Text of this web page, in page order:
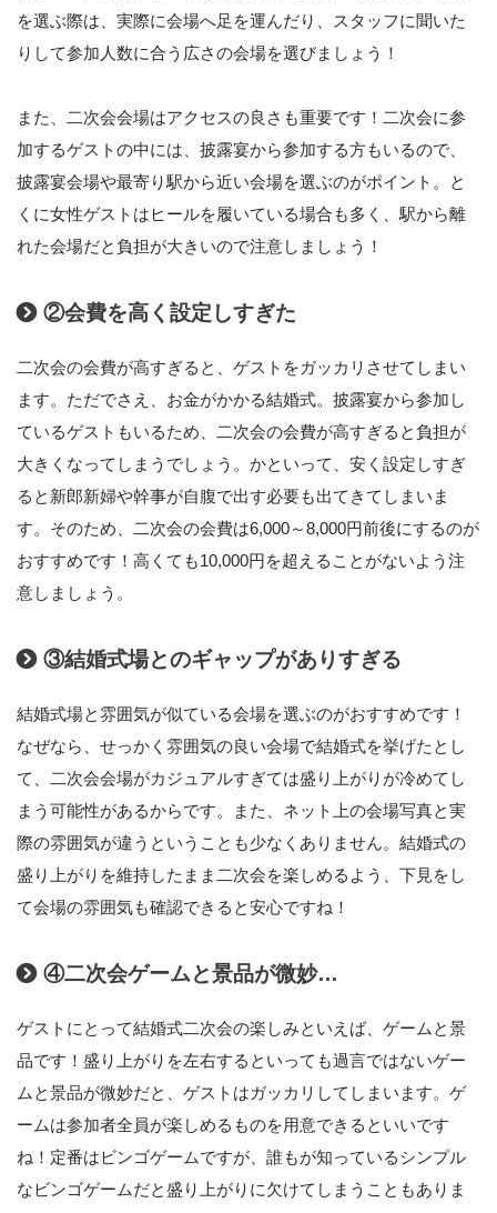
を選ぶ際は、実際に会場へ足を運んだり、スタッフに聞いた
りして参加人数に合う広さの会場を選びましょう！
また、二次会会場はアクセスの良さも重要です！二次会に参
加するゲストの中には、披露宴から参加する方もいるので、
披露宴会場や最寄り駅から近い会場を選ぶのがポイント。と
くに女性ゲストはヒールを履いている場合も多く、駅から離
れた会場だと負担が大きいので注意しましょう！
②会費を高く設定しすぎた
二次会の会費が高すぎると、ゲストをガッカリさせてしまい
ます。ただでさえ、お金がかかる結婚式。披露宴から参加し
ているゲストもいるため、二次会の会費が高すぎると負担が
大きくなってしまうでしょう。かといって、安く設定しすぎ
ると新郎新婦や幹事が自腹で出す必要も出てきてしまいま
す。そのため、二次会の会費は6,000～8,000円前後にするのが
おすすめです！高くても10,000円を超えることがないよう注
意しましょう。
③結婚式場とのギャップがありすぎる
結婚式場と雰囲気が似ている会場を選ぶのがおすすめです！
なぜなら、せっかく雰囲気の良い会場で結婚式を挙げたとし
て、二次会会場がカジュアルすぎては盛り上がりが冷めてし
まう可能性があるからです。また、ネット上の会場写真と実
際の雰囲気が違うということも少なくありません。結婚式の
盛り上がりを維持したまま二次会を楽しめるよう、下見をし
て会場の雰囲気も確認できると安心ですね！
④二次会ゲームと景品が微妙…
ゲストにとって結婚式二次会の楽しみといえば、ゲームと景
品です！盛り上がりを左右するといっても過言ではないゲー
ムと景品が微妙だと、ゲストはガッカリしてしまいます。ゲ
ームは参加者全員が楽しめるものを用意できるといいです
ね！定番はビンゴゲームですが、誰もが知っているシンプル
なビンゴゲームだと盛り上がりに欠けてしまうこともありま